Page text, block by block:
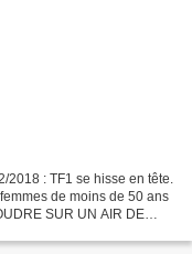
: TF1 se hisse en tête.
de moins de 50 ans
SUR UN AIR DE